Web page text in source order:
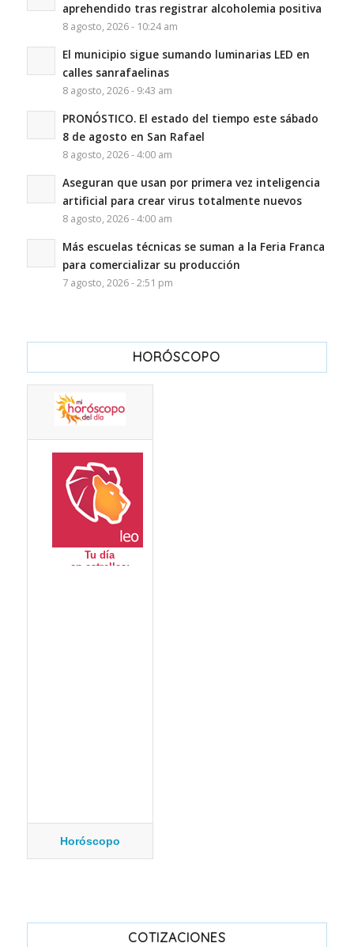
aprehendido tras registrar alcoholemia positiva
8 agosto, 2026 - 10:24 am
El municipio sigue sumando luminarias LED en
calles sanrafaelinas
8 agosto, 2026 - 9:43 am
PRONÓSTICO. El estado del tiempo este sábado
8 de agosto en San Rafael
8 agosto, 2026 - 4:00 am
Aseguran que usan por primera vez inteligencia
artificial para crear virus totalmente nuevos
8 agosto, 2026 - 4:00 am
Más escuelas técnicas se suman a la Feria Franca
para comercializar su producción
7 agosto, 2026 - 2:51 pm
HORÓSCOPO
Horóscopo
COTIZACIONES